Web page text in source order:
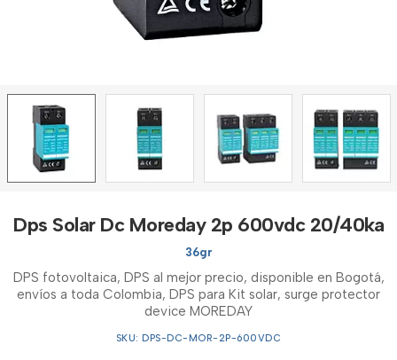
Dps Solar Dc Moreday 2p 600vdc 20/40ka
36gr
DPS fotovoltaica, DPS al mejor precio, disponible en Bogotá,
envíos a toda Colombia, DPS para Kit solar, surge protector
device MOREDAY
SKU: DPS-DC-MOR-2P-600VDC